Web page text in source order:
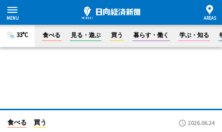
33°C 食べる 見る・遊ぶ 買う 暮らす・働く 学ぶ・知る
食べる 買う 2026.06.24